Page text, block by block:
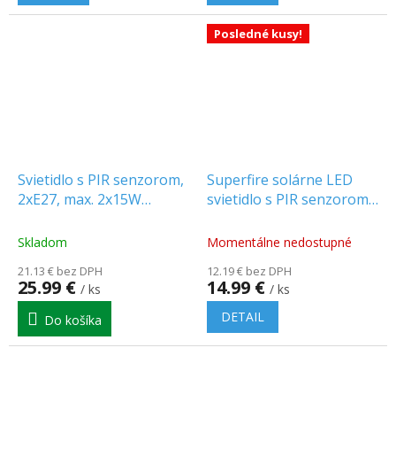
Svietidlo s PIR senzorom,
2xE27, max. 2x15W
Skladom
21.13 € bez DPH
25.99 € / ks
Do košíka
Posledné kusy!
Superfire solárne LED
svietidlo s PIR senzorom,
220lm, 1200mAh [FF6-B]
Momentálne nedostupné
12.19 € bez DPH
14.99 € / ks
DETAIL